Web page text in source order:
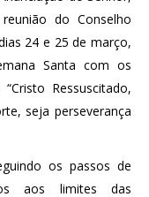
do Conselho
24 e 25 de março,
Santa com os
Ressuscitado,
seja perseverança
os passos de
aos limites das